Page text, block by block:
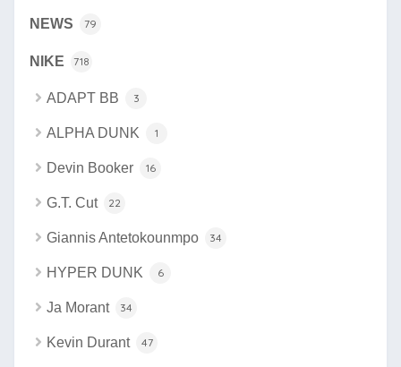
NEWS 79
NIKE 718
ADAPT BB 3
ALPHA DUNK 1
Devin Booker 16
G.T. Cut 22
Giannis Antetokounmpo 34
HYPER DUNK 6
Ja Morant 34
Kevin Durant 47